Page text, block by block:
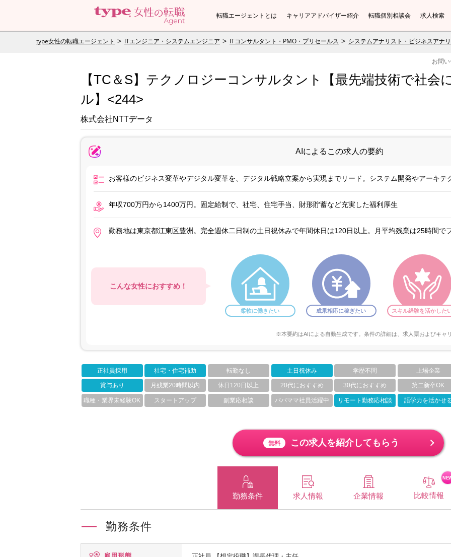
転職エージェントとは キャリアアドバイザー紹介 転職個別相談会 求人検索
type女性の転職エージェント ITエンジニア・システムエンジニア ITコンサルタント・PMO・プリセールス システムアナリスト・ビジネスアナ
お問
【TC＆S】テクノロジーコンサルタント【最先端技術で社会
ル】<244>
株式会社NTTデータ
AIによるこの求人の要約
お客様のビジネス変革やデジタル変革を、デジタル戦略立案から実現までリード。システム開発やアーキテ
年収700万円から1400万円。固定給制で、社宅、住宅手当、財形貯蓄など充実した福利厚生
勤務地は東京都江東区豊洲。完全週休二日制の土日祝休みで年間休日は120日以上。月平均残業は25時間で
こんな女性におすすめ！
柔軟に働きたい 成果相応に稼ぎたい スキル経験を活かした
※本要約はAIによる自動生成です。条件の詳細は、求人票およびキャ
正社員採用 社宅・住宅補助 転勤なし 土日祝休み 学歴不問 上場企業
賞与あり 月残業20時間以内 休日120日以上 20代におすすめ 30代におすすめ 第二新卒OK
職種・業界未経験OK スタートアップ 副業応相談 パパママ社員活躍中 リモート勤務応相談 語学力を活かせ
無料 この求人を紹介してもらう
勤務条件 求人情報 企業情報 比較情報
勤務条件